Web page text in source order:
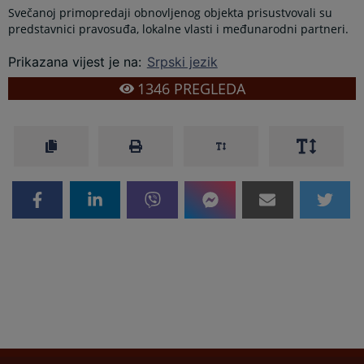
Svečanoj primopredaji obnovljenog objekta prisustvovali su
predstavnici pravosuđa, lokalne vlasti i međunarodni partneri.
Prikazana vijest je na: Srpski jezik
1346PREGLEDA